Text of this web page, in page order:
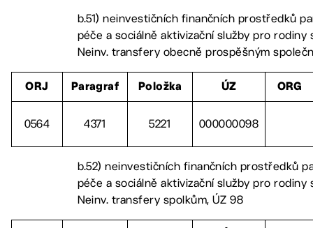
b.51) neinvestičních finančních prostředků
péče a sociálně aktivizační služby pro rodiny
Neinv. transfery obecně prospěšným
ORJ Paragraf Položka ÚZ ORG
0564 4371 5221 000000098
b.52) neinvestičních finančních prostředků
péče a sociálně aktivizační služby pro rodiny
Neinv. transfery spolkům, ÚZ 98